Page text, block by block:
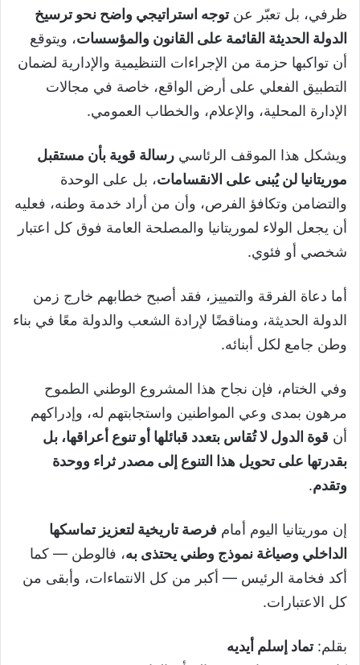
ظرفي، بل تعبّر عنتوجه استراتيجي واضح نحو ترسيخ
الدولة الحديثة القائمة على القانون والمؤسسات، ويتوقع
أن تواكبها حزمة من الإجراءات التنظيمية والإدارية لضمان
التطبيق الفعلي على أرض الواقع، خاصة في مجالات
الإدارة المحلية، والإعلام، والخطاب العمومي.
ويشكل هذا الموقف الرئاسي رسالة قوية بأن مستقبل
موريتانيا لن يُبنى على الانقسامات، بل على الوحدة
والتضامن وتكافؤ الفرص، وأن من أراد خدمة وطنه، فعليه
أن يجعل الولاء لموريتانيا والمصلحة العامة فوق كل اعتبار
شخصي أو فئوي.
أما دعاة الفرقة والتمييز، فقد أصبح خطابهم خارج زمن
الدولة الحديثة، ومناقضًا لإرادة الشعب والدولة معًا في بناء
وطن جامع لكل أبنائه.
وفي الختام، فإن نجاح هذا المشروع الوطني الطموح
مرهون بمدى وعي المواطنين واستجابتهم له، وإدراكهم
أن قوة الدول لا تُقاس بتعدد قبائلها أو تنوع أعراقها، بل
بقدرتها على تحويل هذا التنوع إلى مصدر ثراء ووحدة
وتقدم.
إن موريتانيا اليوم أمام فرصة تاريخية لتعزيز تماسكها
الداخلي وصياغة نموذج وطني يحتذى به، فالوطن — كما
أكد فخامة الرئيس — أكبر من كل الانتماءات، وأبقى من
كل الاعتبارات.
بقلم:تماد إسلم أيديه